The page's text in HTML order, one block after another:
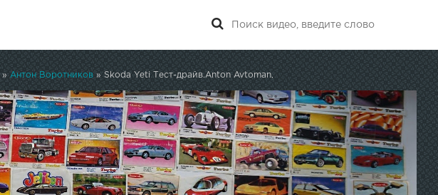
» Антон Воротников » Skoda Yeti Тест-драйв.Anton Avtoman,